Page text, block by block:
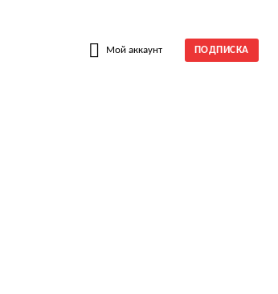
Мой аккаунт ПОДПИСКА